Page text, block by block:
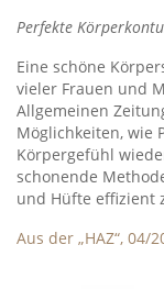
Perfekte
Eine schöne
vieler Frauen und
Allgemeinen
Möglichkeiten, wie
Körpergefühl
schonende
und Hüfte effizient
Aus der „HAZ“, 04/